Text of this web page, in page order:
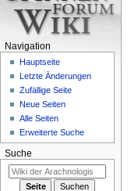
Navigation
Hauptseite
Letzte Änderungen
Zufällige Seite
Neue Seiten
Alle Seiten
Erweiterte Suche
Suche